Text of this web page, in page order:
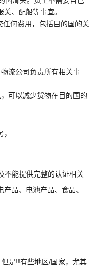
、配船等事宜。
何费用，包括目的国的关
流公司负责所有相关事
可以减少货物在目的国的
不能提供完整的认证相关
品、电池产品、食品、
是!!有些地区/国家，尤其